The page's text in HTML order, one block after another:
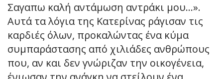
Σαγαπω καλή αντάμωση αντράκι μου…».
Αυτά τα λόγια της Κατερίνας ράγισαν τις
καρδιές όλων, προκαλώντας ένα κύμα
συμπαράστασης από χιλιάδες ανθρώπους
που, αν και δεν γνώριζαν την οικογένεια,